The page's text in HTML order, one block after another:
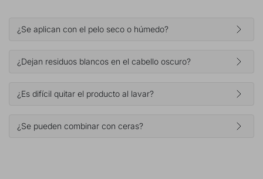
¿Se aplican con el pelo seco o húmedo?
¿Dejan residuos blancos en el cabello oscuro?
¿Es difícil quitar el producto al lavar?
¿Se pueden combinar con ceras?